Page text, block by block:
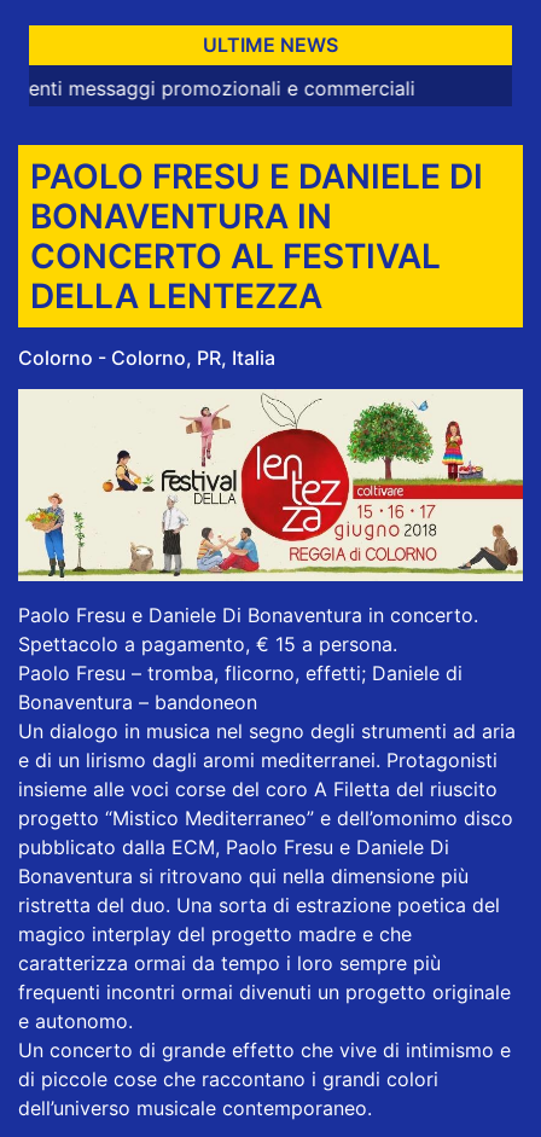
ULTIME NEWS
promozionali e commerciali
PAOLO FRESU E DANIELE DI
BONAVENTURA IN
CONCERTO AL FESTIVAL
DELLA LENTEZZA
Colorno - Colorno, PR, Italia
Paolo Fresu e Daniele Di Bonaventura in concerto.
Spettacolo a pagamento, € 15 a persona.
Paolo Fresu – tromba, flicorno, effetti; Daniele di
Bonaventura – bandoneon
Un dialogo in musica nel segno degli strumenti ad aria
e di un lirismo dagli aromi mediterranei. Protagonisti
insieme alle voci corse del coro A Filetta del riuscito
progetto “Mistico Mediterraneo” e dell’omonimo disco
pubblicato dalla ECM, Paolo Fresu e Daniele Di
Bonaventura si ritrovano qui nella dimensione più
ristretta del duo. Una sorta di estrazione poetica del
magico interplay del progetto madre e che
caratterizza ormai da tempo i loro sempre più
frequenti incontri ormai divenuti un progetto originale
e autonomo.
Un concerto di grande effetto che vive di intimismo e
di piccole cose che raccontano i grandi colori
dell’universo musicale contemporaneo.